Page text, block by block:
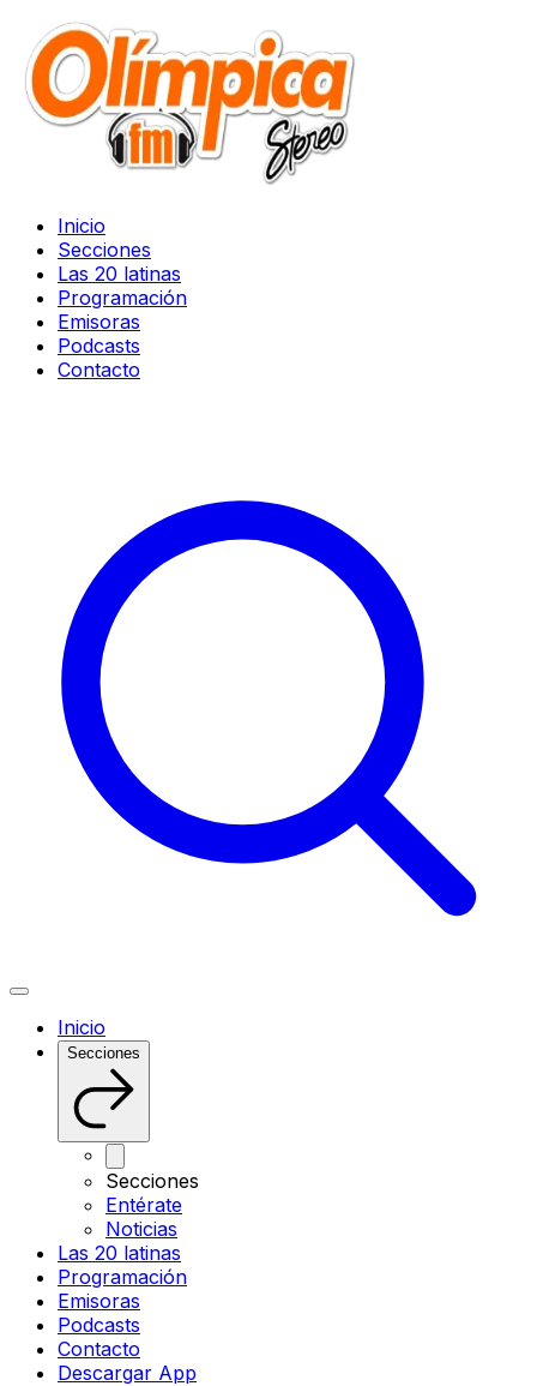
Inicio
Secciones
Las 20 latinas
Programación
Emisoras
Podcasts
Contacto
Inicio
Secciones
Secciones
Entérate
Noticias
Las 20 latinas
Programación
Emisoras
Podcasts
Contacto
Descargar App